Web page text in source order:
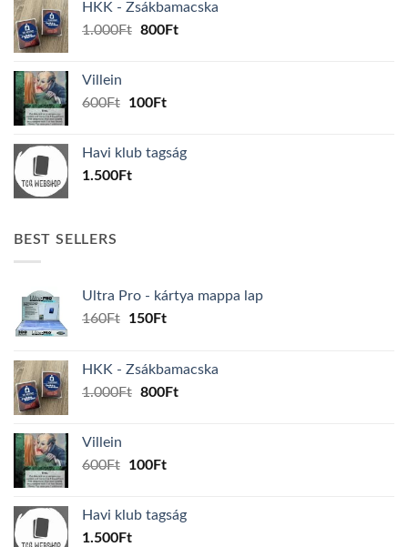
160Ft.150Ft.
HKK - Zsákbamacska
1.000Ft Original
800FtCurrent
Villein
600Ft
Original
600Ft.
100FtCurrent
100Ft.
Havi klub tagság
1.500Ft
BEST SELLERS
Ultra Pro - kártya mappa lap
160Ft
Original
160Ft.
150FtCurrent
150Ft.
HKK - Zsákbamacska
1.000Ft Original
800FtCurrent
Villein
600Ft
Original
600Ft.
100FtCurrent
100Ft.
Havi klub tagság
1.500Ft